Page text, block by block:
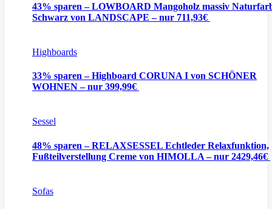
43% sparen – LOWBOARD Mangoholz massiv
Schwarz von LANDSCAPE – nur 711,93€
Highboards
33% sparen – Highboard CORUNA I von SCHÖNER
WOHNEN – nur 399,99€
Sessel
48% sparen – RELAXSESSEL Echtleder Relaxfunktion,
Fußteilverstellung Creme von HIMOLLA – nur 2429,46€
Sofas